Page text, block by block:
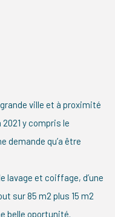
ville et à proximité
y compris le
demande qu’a être
lavage et coiffage, d’une
sur 85 m2 plus 15 m2
belle oportunité.